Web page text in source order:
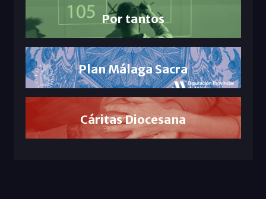
Por tantos
Plan Málaga Sacra
Cáritas Diocesana